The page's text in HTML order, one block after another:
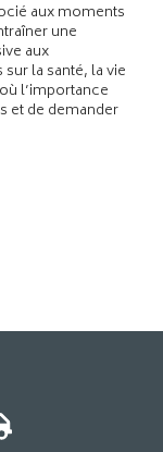
aux moments
une
aux
la santé, la vie
l’importance
et de demander